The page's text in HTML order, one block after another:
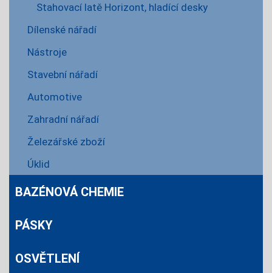
Stahovací latě Horizont, hladící desky
Dílenské nářadí
Nástroje
Stavební nářadí
Automotive
Zahradní nářadí
Železářské zboží
Úklid
BAZÉNOVÁ CHEMIE
PÁSKY
OSVĚTLENÍ